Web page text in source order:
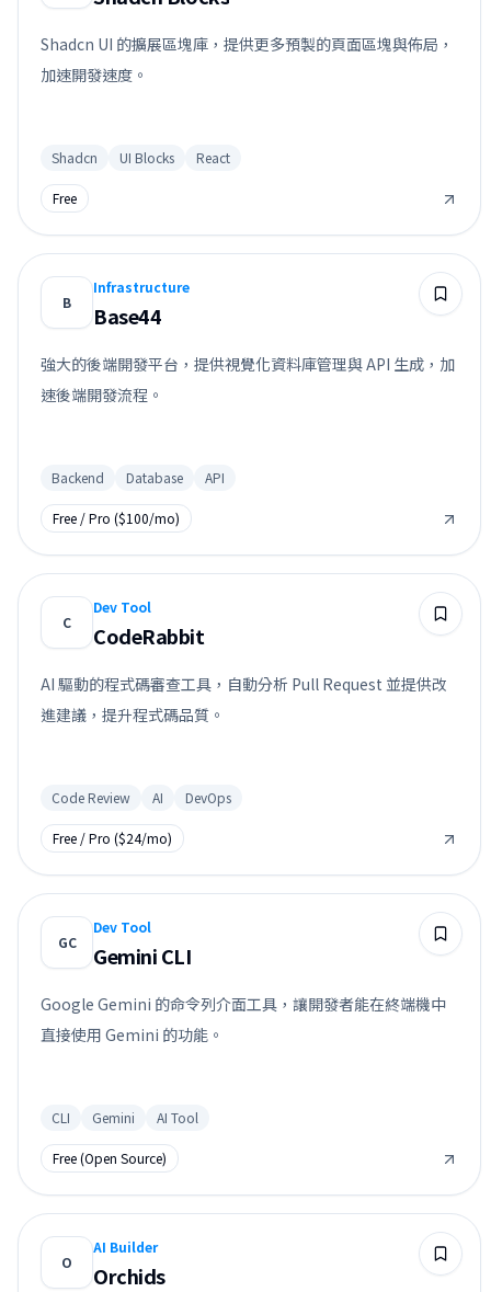
Shadcn UI 的擴展區塊庫，提供更多預製的頁面區塊與佈局，
加速開發速度。
Shadcn UI Blocks React
Free
B
Infrastructure
Base44
強大的後端開發平台，提供視覺化資料庫管理與 API 生成，加
速後端開發流程。
Backend Database API
Free / Pro ($100/mo)
C
Dev Tool
CodeRabbit
AI 驅動的程式碼審查工具，自動分析 Pull Request 並提供改
進建議，提升程式碼品質。
Code Review AI DevOps
Free / Pro ($24/mo)
GC
Dev Tool
Gemini CLI
Google Gemini 的命令列介面工具，讓開發者能在終端機中
直接使用 Gemini 的功能。
CLI Gemini AI Tool
Free (Open Source)
O
AI Builder
Orchids